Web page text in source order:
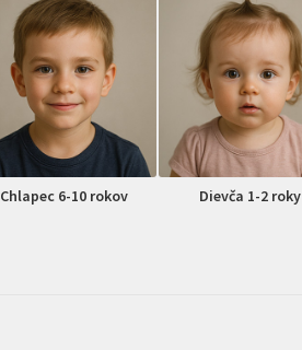
Chlapec 6-10 rokov Dievča 1-2 roky